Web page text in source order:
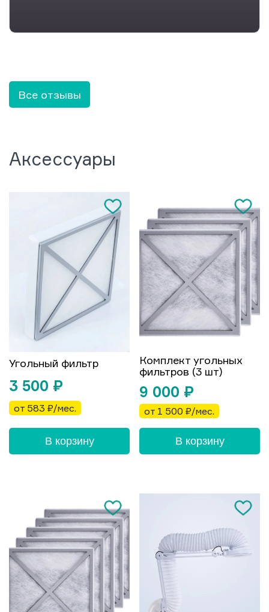
Все отзывы
Аксессуары
Угольный фильтр
3 500 ₽
от 583 ₽/мес.
В корзину
Комплект угольных
фильтров (3 шт)
9 000 ₽
от 1 500 ₽/мес.
В корзину